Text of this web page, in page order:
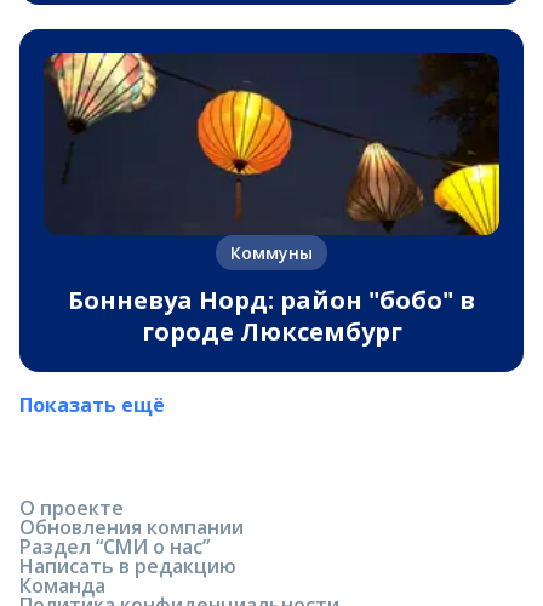
Коммуны
Бонневуа Норд: район "бобо" в
городе Люксембург
Показать ещё
О проекте
Обновления компании
Раздел “СМИ о нас”
Написать в редакцию
Команда